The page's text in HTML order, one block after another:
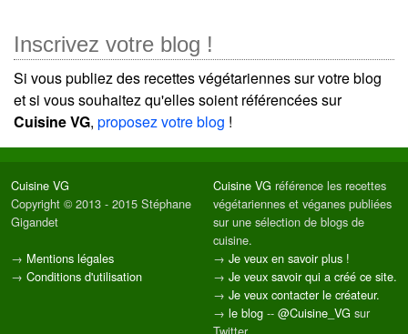
Inscrivez votre blog !
Si vous publiez des recettes végétariennes sur votre blog
et si vous souhaitez qu'elles soient référencées sur
Cuisine VG, proposez votre blog !
Cuisine VG
Copyright © 2013 - 2015 Stéphane
Gigandet
→ Mentions légales
→ Conditions d'utilisation
Cuisine VG référence les recettes
végétariennes et véganes publiées
sur une sélection de blogs de
cuisine.
→ Je veux en savoir plus !
→ Je veux savoir qui a créé ce site.
→ Je veux contacter le créateur.
→ le blog -- @Cuisine_VG sur